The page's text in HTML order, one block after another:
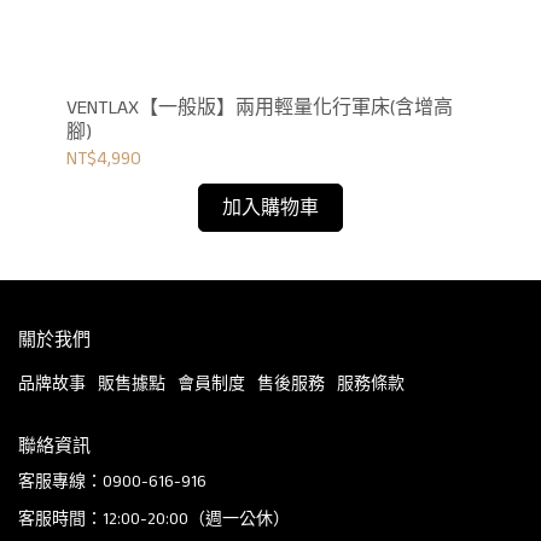
VENTLAX【一般版】兩用輕量化行軍床(含增高
腳)
NT$4,990
加入購物車
關於我們
品牌故事 販售據點 會員制度 售後服務 服務條款
聯絡資訊
客服專線：0900-616-916
客服時間：12:00-20:00（週一公休）